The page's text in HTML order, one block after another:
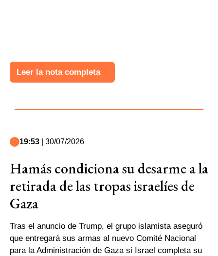
Leer la nota completa
19:53 | 30/07/2026
Hamás condiciona su desarme a la
retirada de las tropas israelíes de
Gaza
Tras el anuncio de Trump, el grupo islamista aseguró
que entregará sus armas al nuevo Comité Nacional
para la Administración de Gaza si Israel completa su